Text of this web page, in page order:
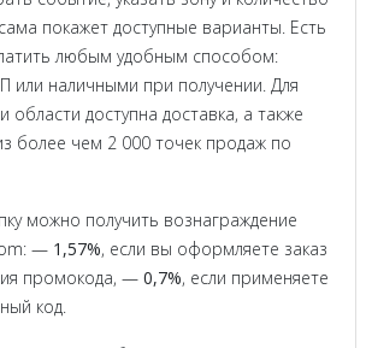
покажет доступные варианты. Есть
любым удобным способом:
или наличными при получении. Для
доступна доставка, а также
более чем 2 000 точек продаж по
можно получить вознаграждение
— 1,57%, если вы оформляете заказ
промокода, — 0,7%, если применяете
код.